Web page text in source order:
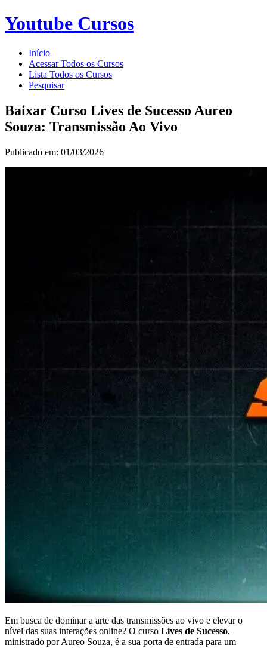
Youtube Cursos
Início
Acessar Todos os Cursos
Lista Todos os Cursos
Pesquisar
Baixar Curso Lives de Sucesso Aureo
Souza: Transmissão Ao Vivo
Publicado em: 01/03/2026
Em busca de dominar a arte das transmissões ao vivo e elevar o
nível das suas interações online? O curso Lives de Sucesso,
ministrado por Aureo Souza, é a sua porta de entrada para um